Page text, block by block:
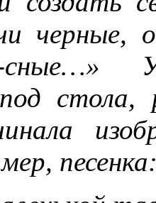
черные,
а-
стола,